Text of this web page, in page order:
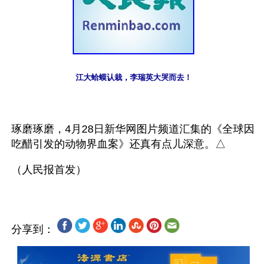
江大蛤蟆认栽，李瑞英大哭而去！
琢磨琢磨，4月28日新华网图片频道汇集的《全球因
吃醋引发的动物界血案》还真有点儿深意。△
分享到：